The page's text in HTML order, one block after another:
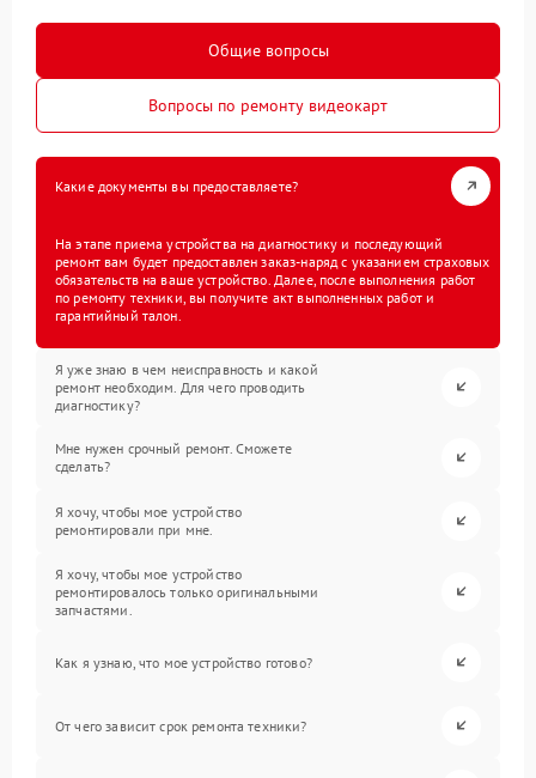
Общие вопросы
Вопросы по ремонту видеокарт
Какие документы вы предоставляете?
На этапе приема устройства на диагностику и последующий
ремонт вам будет предоставлен заказ-наряд с указанием страховых
обязательств на ваше устройство. Далее, после выполнения работ
по ремонту техники, вы получите акт выполненных работ и
гарантийный талон.
Я уже знаю в чем неисправность и какой
ремонт необходим. Для чего проводить
диагностику?
Мне нужен срочный ремонт. Сможете
сделать?
Я хочу, чтобы мое устройство
ремонтировали при мне.
Я хочу, чтобы мое устройство
ремонтировалось только оригинальными
запчастями.
Как я узнаю, что мое устройство готово?
От чего зависит срок ремонта техники?